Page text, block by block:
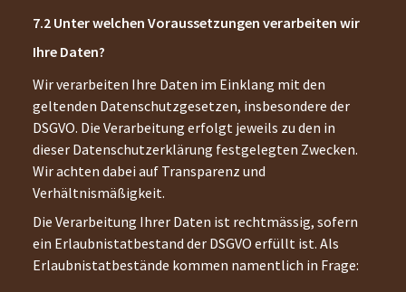
Unter welchen Voraussetzungen verarbeiten wir
Ihre Daten?
Wir verarbeiten Ihre Daten im Einklang mit den
geltenden Datenschutzgesetzen, insbesondere der
DSGVO. Die Verarbeitung erfolgt jeweils zu den in
dieser Datenschutzerklärung festgelegten Zwecken.
Wir achten dabei auf Transparenz und
Verhältnismäßigkeit.
Die Verarbeitung Ihrer Daten ist rechtmässig, sofern
ein Erlaubnistatbestand der DSGVO erfüllt ist. Als
Erlaubnistatbestände kommen namentlich in Frage: